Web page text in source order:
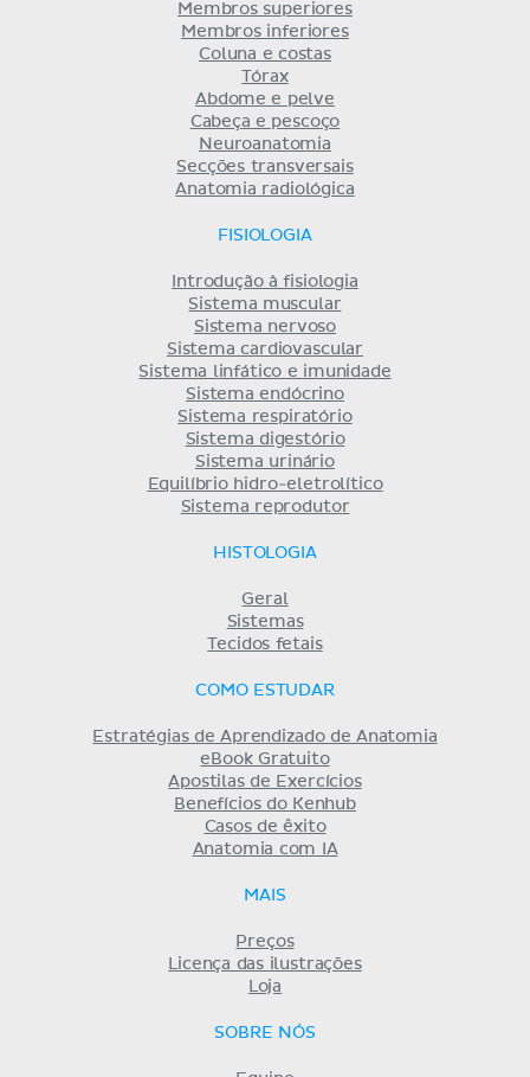
Membros superiores
Membros inferiores
Coluna e costas
Tórax
Abdome e pelve
Cabeça e pescoço
Neuroanatomia
Secções transversais
Anatomia radiológica
FISIOLOGIA
Introdução à fisiologia
Sistema muscular
Sistema nervoso
Sistema cardiovascular
Sistema linfático e imunidade
Sistema endócrino
Sistema respiratório
Sistema digestório
Sistema urinário
Equilíbrio hidro-eletrolítico
Sistema reprodutor
HISTOLOGIA
Geral
Sistemas
Tecidos fetais
COMO ESTUDAR
Estratégias de Aprendizado de Anatomia
eBook Gratuito
Apostilas de Exercícios
Benefícios do Kenhub
Casos de êxito
Anatomia com IA
MAIS
Preços
Licença das ilustrações
Loja
SOBRE NÓS